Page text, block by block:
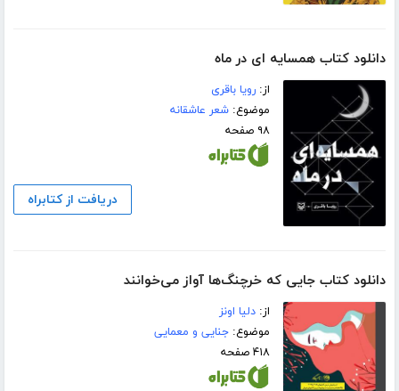
دانلود کتاب همسایه ای در ماه
از:رویا باقری
موضوع:شعر عاشقانه
۹۸ صفحه
دریافت از کتابراه
دانلود کتاب جایی که خرچنگ‌ها آواز می‌خوانند
از:دلیا اونز
موضوع:جنایی و معمایی
۴۱۸ صفحه